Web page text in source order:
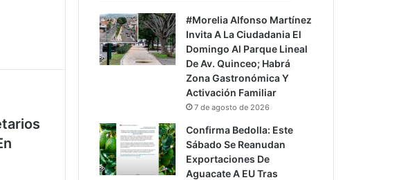
#Morelia Alfonso Martínez
Invita A La Ciudadania El
Domingo Al Parque Lineal
De Av. Quinceo; Habrá
Zona Gastronómica Y
Activación Familiar
7 de agosto de 2026
Confirma Bedolla: Este
Sábado Se Reanudan
Exportaciones De
Aguacate A EU Tras